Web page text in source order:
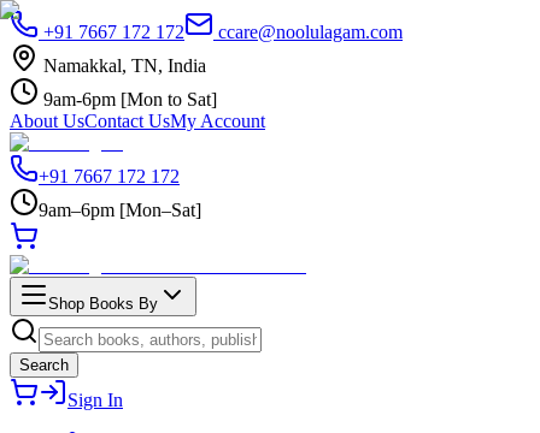
+91 7667 172 172
ccare@noolulagam.com
Namakkal, TN, India
9am-6pm [Mon to Sat]
About UsContact UsMy Account
+91 7667 172 172
9am–6pm [Mon–Sat]
Shop Books By
Search
Sign In